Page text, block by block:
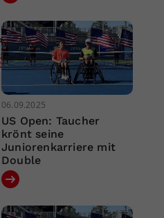
06.09.2025
US Open: Taucher
krönt seine
Juniorenkarriere mit
Double